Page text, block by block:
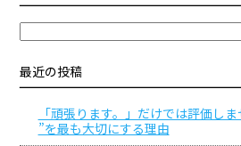
最近の投稿
「頑張ります。」だけでは評価し
”を最も大切にする理由